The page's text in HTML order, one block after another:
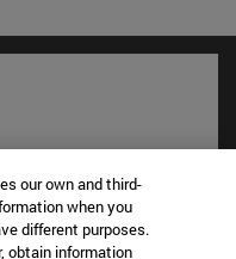
our own and third-
when you
different purposes.
obtain information